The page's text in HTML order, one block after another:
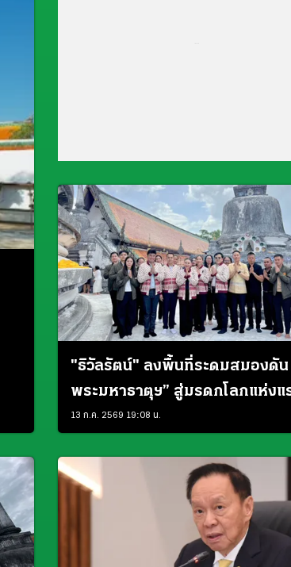
"ธิวัลรัตน์" ลงพื้นที่ระดมสมองดัน
พระมหาธาตุฯ” สู่มรดกโลกแห่งแ
ของภาคใต้
13 ก.ค. 2569 19:08 น.